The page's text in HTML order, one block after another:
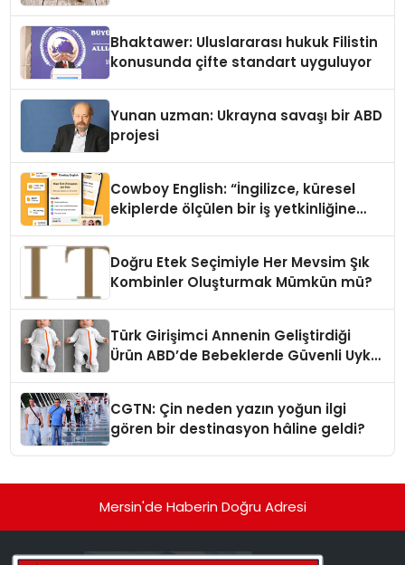
Bhaktawer: Uluslararası hukuk Filistin
konusunda çifte standart uyguluyor
Yunan uzman: Ukrayna savaşı bir ABD
projesi
Cowboy English: “İngilizce, küresel
ekiplerde ölçülen bir iş yetkinliğine
Doğru Etek Seçimiyle Her Mevsim Şık
Kombinler Oluşturmak Mümkün mü?
Türk Girişimci Annenin Geliştirdiği
Ürün ABD’de Bebeklerde Güvenli Uyku
CGTN: Çin neden yazın yoğun ilgi
gören bir destinasyon hâline geldi?
Mersin'de Haberin Doğru Adresi